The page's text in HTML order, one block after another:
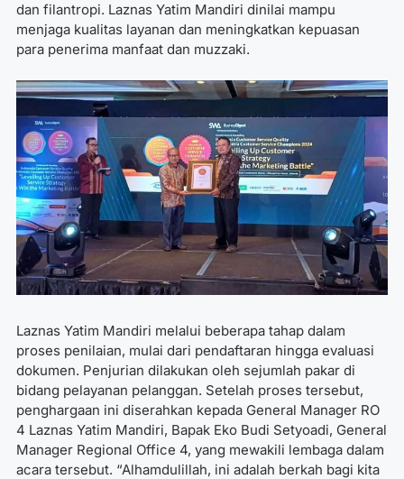
dan filantropi. Laznas Yatim Mandiri dinilai mampu
menjaga kualitas layanan dan meningkatkan kepuasan
para penerima manfaat dan muzzaki.
Laznas Yatim Mandiri melalui beberapa tahap dalam
proses penilaian, mulai dari pendaftaran hingga evaluasi
dokumen. Penjurian dilakukan oleh sejumlah pakar di
bidang pelayanan pelanggan. Setelah proses tersebut,
penghargaan ini diserahkan kepada General Manager RO
4 Laznas Yatim Mandiri, Bapak Eko Budi Setyoadi, General
Manager Regional Office 4, yang mewakili lembaga dalam
acara tersebut. “Alhamdulillah, ini adalah berkah bagi kita